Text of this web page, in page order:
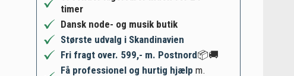
timer
Dansk node- og musik butik
Største udvalg i Skandinavien
Fri fragt over. 599,- m. Postnord📦🚚
Få professionel og hurtig hjælp m.